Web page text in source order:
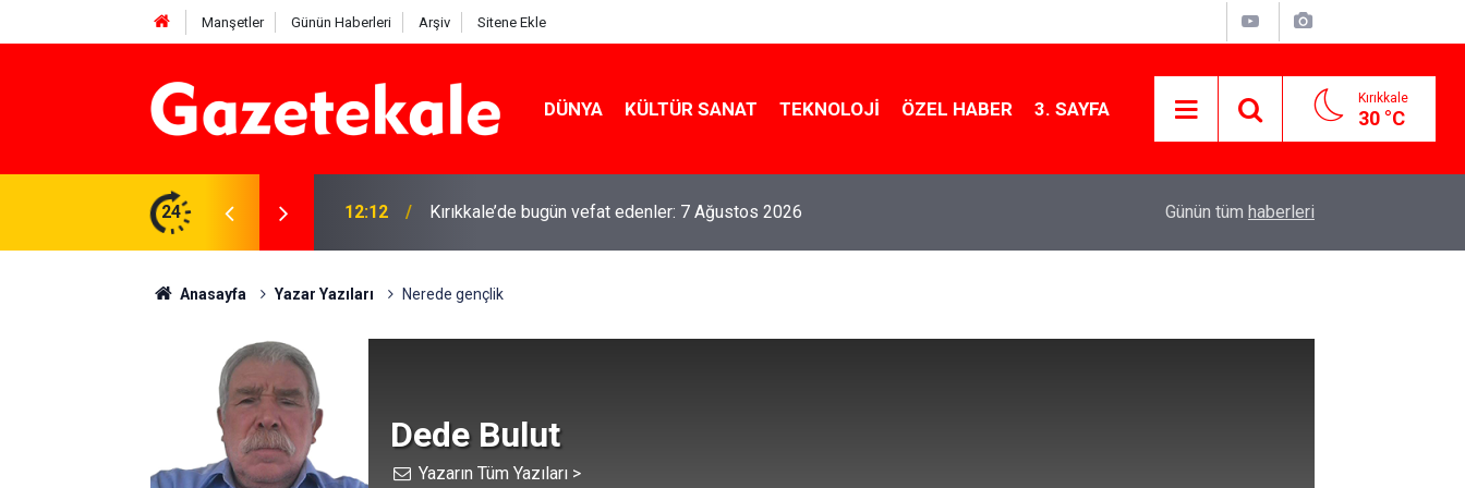
Manşetler Günün Haberleri Arşiv Sitene Ekle
DÜNYA KÜLTÜR SANAT TEKNOLOJI ÖZEL HABER 3. SAYFA Kırıkkale
30 °C
24
karşı denetimler artırıldı 12:12 Kırıkkale’de bugün vefat edenler: 7 Ağustos 2026 MKE’nin Yerli Savunma Teknolojileri Dünya
Günün tüm haberleri
Anasayfa Yazar Yazıları Nerede gençlik
Dede Bulut
Yazarın Tüm Yazıları >